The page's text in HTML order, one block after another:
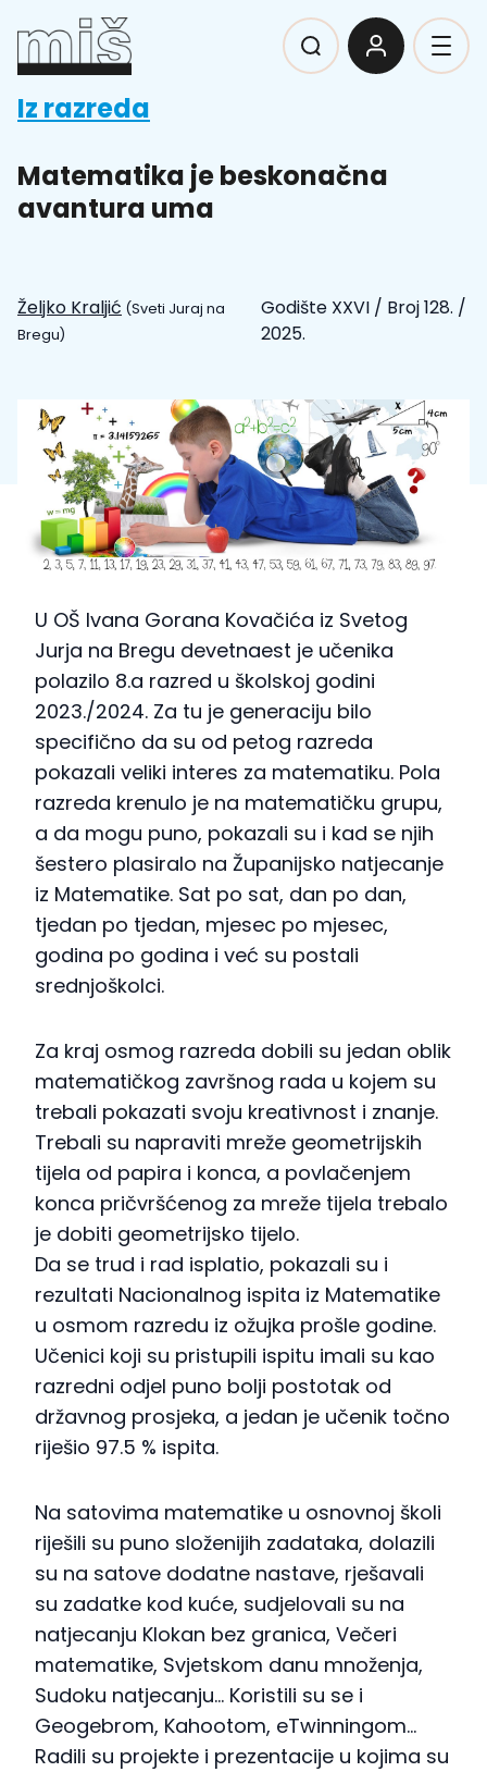
Iz razreda
Matematika je beskonačna
avantura uma
Željko Kraljić (Sveti Juraj na
Bregu)
Godište XXVI/ Broj 128. /
2025.
U OŠ Ivana Gorana Kovačića iz Svetog
Jurja na Bregu devetnaest je učenika
polazilo 8.a razred u školskoj godini
2023./2024. Za tu je generaciju bilo
specifično da su od petog razreda
pokazali veliki interes za matematiku. Pola
razreda krenulo je na matematičku grupu,
a da mogu puno, pokazali su i kad se njih
šestero plasiralo na Županijsko natjecanje
iz Matematike. Sat po sat, dan po dan,
tjedan po tjedan, mjesec po mjesec,
godina po godina i već su postali
srednjoškolci.
Za kraj osmog razreda dobili su jedan oblik
matematičkog završnog rada u kojem su
trebali pokazati svoju kreativnost i znanje.
Trebali su napraviti mreže geometrijskih
tijela od papira i konca, a povlačenjem
konca pričvršćenog za mreže tijela trebalo
je dobiti geometrijsko tijelo.
Da se trud i rad isplatio, pokazali su i
rezultati Nacionalnog ispita iz Matematike
u osmom razredu iz ožujka prošle godine.
Učenici koji su pristupili ispitu imali su kao
razredni odjel puno bolji postotak od
državnog prosjeka, a jedan je učenik točno
riješio 97.5 % ispita.
Na satovima matematike u osnovnoj školi
riješili su puno složenijih zadataka, dolazili
su na satove dodatne nastave, rješavali
su zadatke kod kuće, sudjelovali su na
natjecanju Klokan bez granica, Večeri
matematike, Svjetskom danu množenja,
Sudoku natjecanju… Koristili su se i
Geogebrom, Kahootom, eTwinningom…
Radili su projekte i prezentacije u kojima su